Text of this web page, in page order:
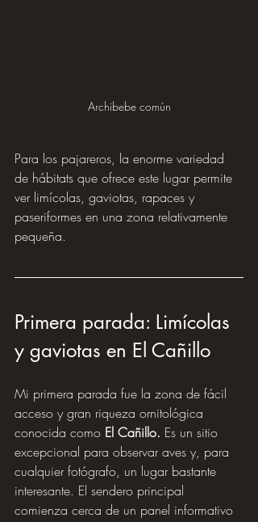
Archibebe común
Para los pajareros, la enorme variedad
de hábitats que ofrece este lugar permite
ver limícolas, gaviotas, rapaces y
paseriformes en una zona relativamente
pequeña.
Primera parada: Limícolas
y gaviotas en El Cañillo
Mi primera parada fue la zona de fácil
acceso y gran riqueza ornitológica
conocida como El Cañillo. Es un sitio
excepcional para observar aves y, para
cualquier fotógrafo, un lugar bastante
interesante. El sendero principal
comienza cerca de un panel informativo